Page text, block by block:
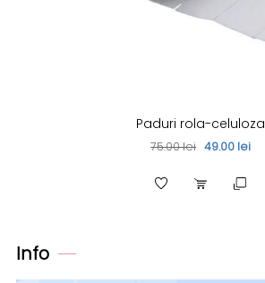
Paduri rola-celuloza
75.00 lei 49.00 lei
Info